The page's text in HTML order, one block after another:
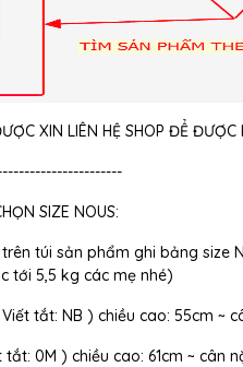
XIN LIÊN HỆ SHOP ĐỂ ĐƯỢC
SIZE NOUS:
túi sản phẩm ghi bảng size
tới 5,5 kg các mẹ nhé)
tắt: NB ) chiều cao: 55cm ~
tắt: 0M ) chiều cao: 61cm ~ cân